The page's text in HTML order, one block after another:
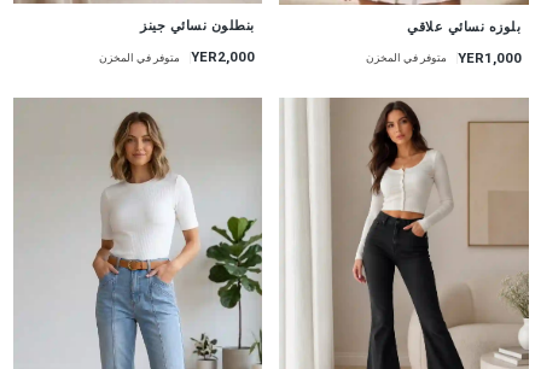
بلوزه نسائي علاقي
YER1,000 متوفر في المخزن
جديد
بنطلون نسائي جينز
YER2,000 متوفر في المخزن